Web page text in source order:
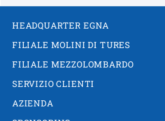
HEADQUARTER EGNA
FILIALE MOLINI DI TURES
FILIALE MEZZOLOMBARDO
SERVIZIO CLIENTI
AZIENDA